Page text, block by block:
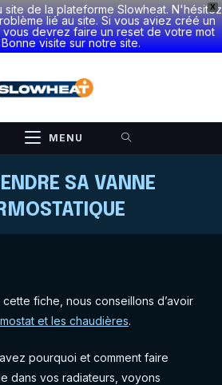
X
site de la plateforme Slowheat. N'hésitez
lié au site. Si vous aviez créé un
devrez faire un reset de votre mot
visite sur notre site.
MENU
SA VANNE
fiche, nous conseillons d’avoir
et les chaudières.
pourquoi et comment faire
dans vos radiateurs, voyons